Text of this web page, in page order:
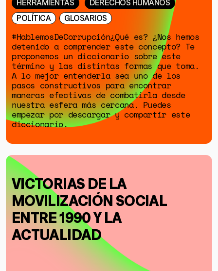
POLÍTICA
GLOSARIOS
#HablemosDeCorrupción¿Qué es? ¿Nos hemos
detenido a comprender este concepto? Te
proponemos un diccionario sobre este
término y las distintas formas que toma.
A lo mejor entenderla sea uno de los
pasos constructivos para encontrar
maneras efectivas de combatirla desde
nuestra esfera más cercana. Puedes
empezar por descargar y compartir este
diccionario.
VICTORIAS DE LA
MOVILIZACIÓN SOCIAL
ENTRE 1990 Y LA
ACTUALIDAD